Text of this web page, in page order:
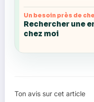
Un besoin près de
Rechercher une
chez moi
Ton avis sur cet article